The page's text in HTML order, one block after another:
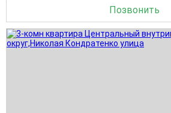
Позвонить